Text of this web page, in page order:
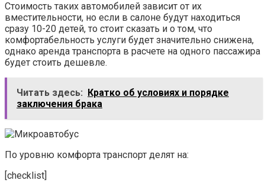
Стоимость таких автомобилей зависит от их
вместительности, но если в салоне будут находиться
сразу 10-20 детей, то стоит сказать и о том, что
комфортабельность услуги будет значительно снижена,
однако аренда транспорта в расчете на одного пассажира
будет стоить дешевле.
Читать здесь:
Кратко об условиях и порядке
заключения брака
По уровню комфорта транспорт делят на:
[checklist]